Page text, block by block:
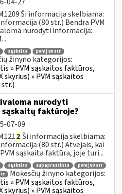
Ši informacija skelbiama:
(80 str.) Bendra PVM
nurodyti informacija:
sąskaita
pvmį 80 str
žinyno kategorijos:
» PVM sąskaitos faktūros,
» PVM sąskaitos
nurodyti
sąskaitų faktūroje?
07-09
2 Ši informacija skelbiama:
(80 str.) Atvejais, kai
sąskaita faktūra, joje turi...
sąskaita supaprastinta
pvmį 80 str
Mokesčių žinyno kategorijos:
» PVM sąskaitos faktūros,
» PVM sąskaitos